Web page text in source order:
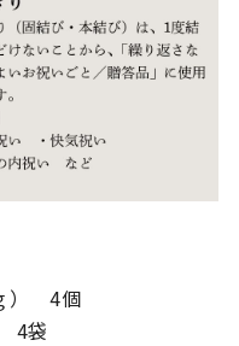
） 4個
4袋